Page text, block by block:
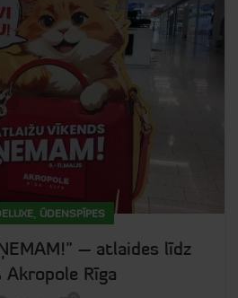
, ŪDENSPĪPES
– atlaides līdz
Rīga